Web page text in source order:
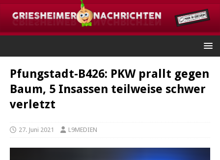
Pfungstadt-B426: PKW prallt gegen
Baum, 5 Insassen teilweise schwer
verletzt
27. Juni 2021 L9MEDIEN